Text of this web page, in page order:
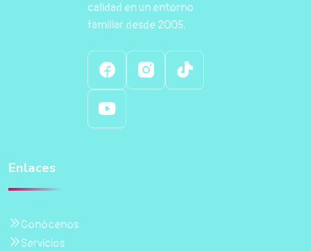
calidad en un entorno
familiar desde 2005.
Enlaces
Conócenos
Servicios